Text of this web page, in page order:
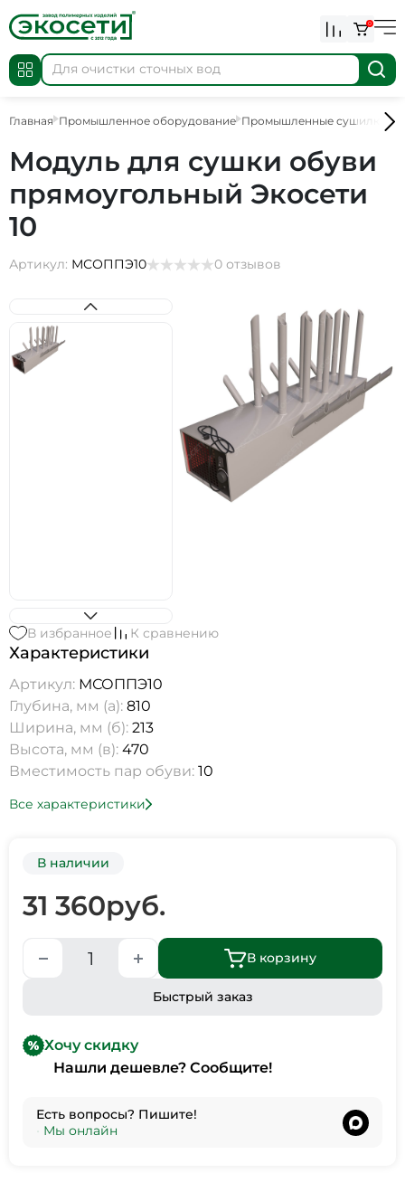
0
Главная Промышленное оборудование Промышленные сушилки
Модуль для сушки обуви
прямоугольный Экосети
10
Артикул: МСОППЭ10 0 отзывов
В избранное К сравнению
Характеристики
Артикул: МСОППЭ10
Глубина, мм (а): 810
Ширина, мм (б): 213
Высота, мм (в): 470
Вместимость пар обуви: 10
Все характеристики
В наличии
31 360руб.
В корзину
Быстрый заказ
Хочу скидку
Нашли дешевле? Сообщите!
Есть вопросы? Пишите!
• Мы онлайн